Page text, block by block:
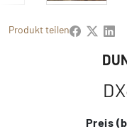
Produkt teilen
Preis